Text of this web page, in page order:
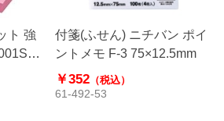
ト 強
付箋(ふせん) ニチバン ポイ
ントメモ F-3 75×12.5mm
￥352（税込）
61-492-53